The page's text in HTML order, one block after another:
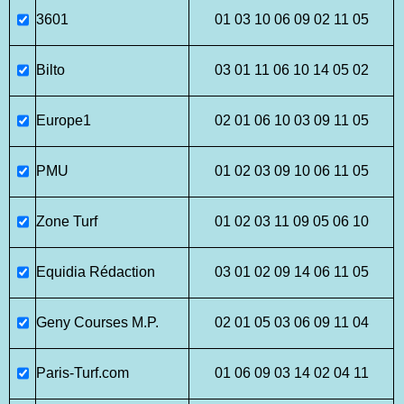
3601 01 03 10 06 09 02 11 05
Bilto 03 01 11 06 10 14 05 02
Europe1 02 01 06 10 03 09 11 05
PMU 01 02 03 09 10 06 11 05
Zone Turf 01 02 03 11 09 05 06 10
Equidia Rédaction 03 01 02 09 14 06 11 05
Geny Courses M.P. 02 01 05 03 06 09 11 04
Paris-Turf.com 01 06 09 03 14 02 04 11